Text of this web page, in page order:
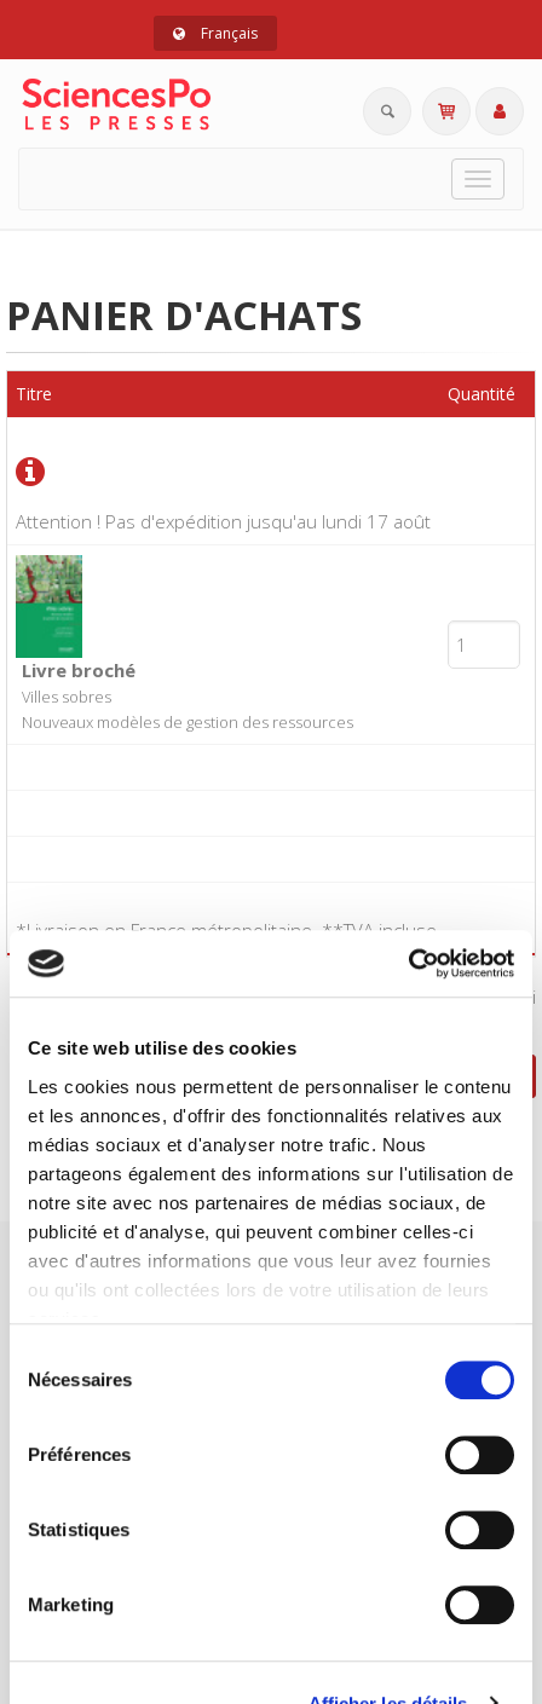
Ce site web utilise des cookies
Les cookies nous permettent de personnaliser le contenu
et les annonces, d'offrir des fonctionnalités relatives aux
médias sociaux et d'analyser notre trafic. Nous
partageons également des informations sur l'utilisation de
notre site avec nos partenaires de médias sociaux, de
publicité et d'analyse, qui peuvent combiner celles-ci
avec d'autres informations que vous leur avez fournies
ou qu'ils ont collectées lors de votre utilisation de leurs
Nécessaires
Préférences
Statistiques
Marketing
Français
Toggle
PANIER D'ACHATS
Attention ! Pas d'expédition jusqu'au lundi 17 août
Titre Quantité
Livre broché
Villes sobres
Nouveaux modèles de gestion des ressources
*Livraison en France métropolitaine. **TVA incluse.
J'accepte lesconditions générales de vente: Oui
Poursuivre ma sélection Passer la commande
Maison d'édition dédiée aux sciences humaines et sociales, les
Presses de Sciences Po participent depuis leur création en 1976
FOREIGN RIGHTS
CONDITIONS GÉNÉRALES